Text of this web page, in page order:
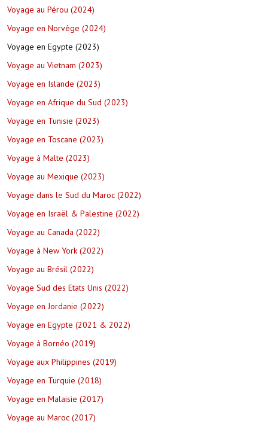
Voyage au Pérou (2024)
Voyage en Norvège (2024)
Voyage en Egypte (2023)
Voyage au Vietnam (2023)
Voyage en Islande (2023)
Voyage en Afrique du Sud (2023)
Voyage en Tunisie (2023)
Voyage en Toscane (2023)
Voyage à Malte (2023)
Voyage au Mexique (2023)
Voyage dans le Sud du Maroc (2022)
Voyage en Israël & Palestine (2022)
Voyage au Canada (2022)
Voyage à New York (2022)
Voyage au Brésil (2022)
Voyage Sud des Etats Unis (2022)
Voyage en Jordanie (2022)
Voyage en Egypte (2021 & 2022)
Voyage à Bornéo (2019)
Voyage aux Philippines (2019)
Voyage en Turquie (2018)
Voyage en Malaisie (2017)
Voyage au Maroc (2017)